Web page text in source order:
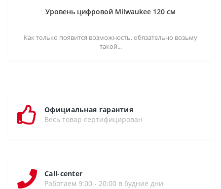
Уровень цифровой Milwaukee 120 см
Как только появится возможность, обязательно возьму
такой...
Официальная гарантия
Весь товар сертифицирован
Call-center
Работаем 9:00 - 20:00 в будние дни